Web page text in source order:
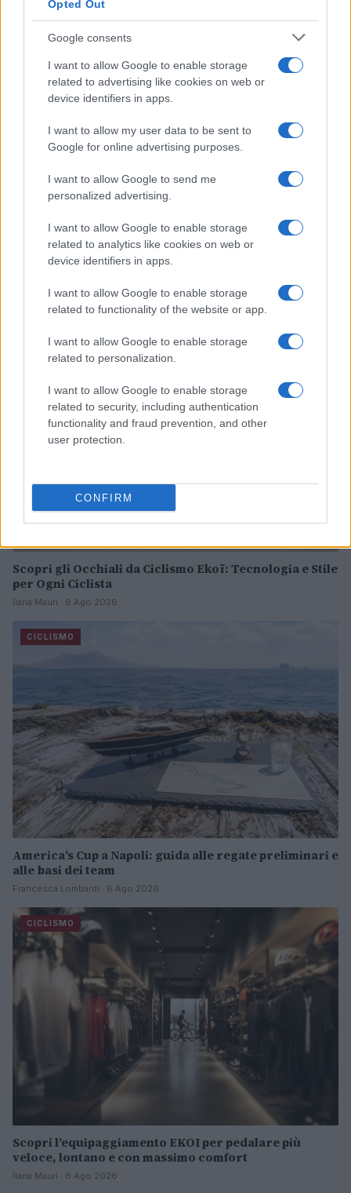
Opted Out
Google consents
I want to allow Google to enable storage
related to advertising like cookies on web or
device identifiers in apps.
I want to allow my user data to be sent to
Google for online advertising purposes.
I want to allow Google to send me
personalized advertising.
I want to allow Google to enable storage
related to analytics like cookies on web or
device identifiers in apps.
I want to allow Google to enable storage
related to functionality of the website or app.
I want to allow Google to enable storage
related to personalization.
I want to allow Google to enable storage
related to security, including authentication
functionality and fraud prevention, and other
user protection.
CONFIRM
Continua a leggere
Scopri gli Occhiali da Ciclismo Ekoï: Tecnologia e Stile
per Ogni Ciclista
Ilaria Mauri · 6 Ago 2026
CICLISMO
America’s Cup a Napoli: guida alle regate preliminari e
alle basi dei team
Francesca Lombardi · 6 Ago 2026
CICLISMO
Scopri l’equipaggiamento EKOI per pedalare più
veloce, lontano e con massimo comfort
Ilaria Mauri · 6 Ago 2026